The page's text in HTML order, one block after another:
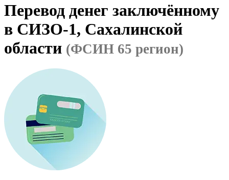
Перевод денег заключённому
в СИЗО-1, Сахалинской
области (ФСИН 65 регион)